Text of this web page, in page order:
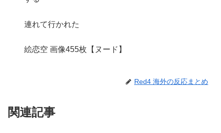
連れて行かれた
絵恋空 画像455枚【ヌード】
Red4 海外の反応まとめ
関連記事